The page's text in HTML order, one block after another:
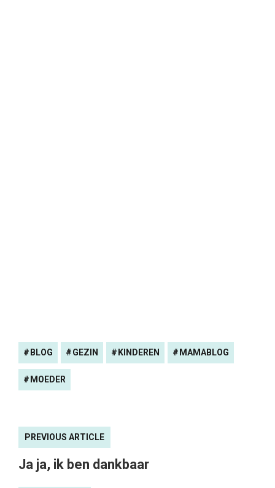
BLOG GEZIN KINDEREN MAMABLOG
MOEDER
PREVIOUS ARTICLE
Ja ja, ik ben dankbaar